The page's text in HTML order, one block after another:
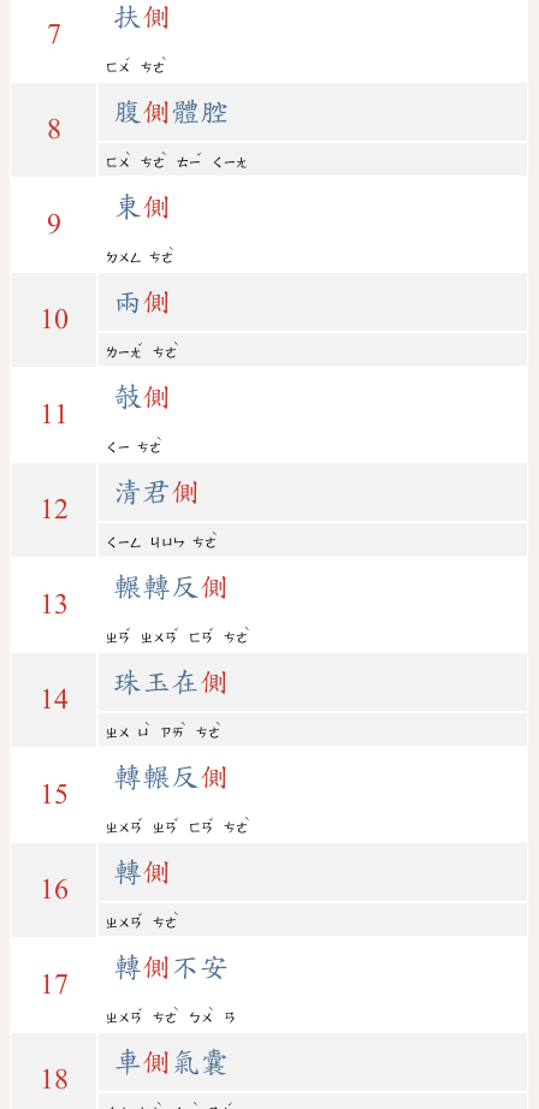
7
扶 側
ㄈㄨ
ˊ
ㄘㄜ
ˋ
8
腹 側體腔
ㄈㄨ
ˋ
ㄘㄜ
ˋ
ㄊㄧ
ˇ
ㄑㄧㄤ
9
東側
ㄉㄨㄥ ㄘㄜ
ˋ
10
兩側
ㄌㄧㄤ
ˇ
ㄘㄜ
ˋ
11
攲側
ㄑㄧ ㄘㄜ
ˋ
12
清君側
ㄑㄧㄥ ㄐㄩㄣ ㄘㄜ
ˋ
13
輾轉反 側
ㄓㄢ
ˇ
ㄓㄨㄢ
ˇ
ㄈㄢ
ˇ
ㄘㄜ
ˋ
14
珠玉在側
ㄓㄨ ㄩ
ˋ
ㄗㄞ
ˋ
ㄘㄜ
ˋ
15
轉輾反 側
ㄓㄨㄢ
ˇ
ㄓㄢ
ˇ
ㄈㄢ
ˇ
ㄘㄜ
ˋ
16
轉側
ㄓㄨㄢ
ˇ
ㄘㄜ
ˋ
17
轉側不安
ㄓㄨㄢ
ˇ
ㄘㄜ
ˋ
ㄅㄨ
ˋ
ㄢ
18
車側 氣囊
ˋ ˋ ˊ